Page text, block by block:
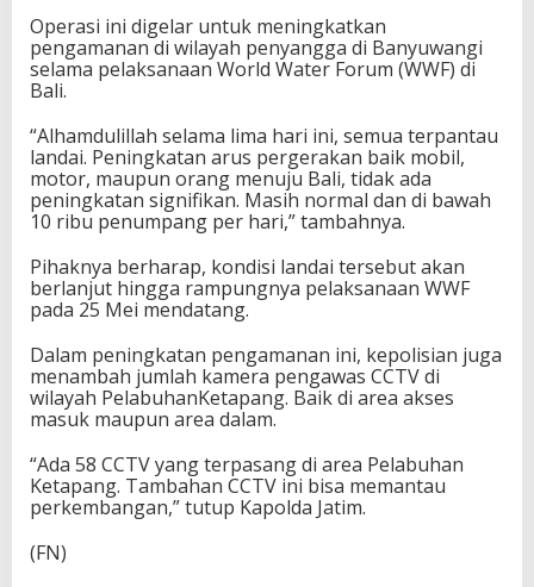
Operasi ini digelar untuk meningkatkan
pengamanan di wilayah penyangga di Banyuwangi
selama pelaksanaan World Water Forum (WWF) di
Bali.
“Alhamdulillah selama lima hari ini, semua terpantau
landai. Peningkatan arus pergerakan baik mobil,
motor, maupun orang menuju Bali, tidak ada
peningkatan signifikan. Masih normal dan di bawah
10 ribu penumpang per hari,” tambahnya.
Pihaknya berharap, kondisi landai tersebut akan
berlanjut hingga rampungnya pelaksanaan WWF
pada 25 Mei mendatang.
Dalam peningkatan pengamanan ini, kepolisian juga
menambah jumlah kamera pengawas CCTV di
wilayah PelabuhanKetapang. Baik di area akses
masuk maupun area dalam.
“Ada 58 CCTV yang terpasang di area Pelabuhan
Ketapang. Tambahan CCTV ini bisa memantau
perkembangan,” tutup Kapolda Jatim.
(FN)